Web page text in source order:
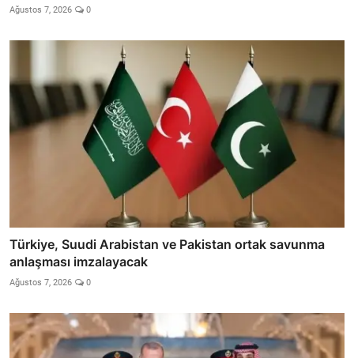
Ağustos 7, 2026 0
Türkiye, Suudi Arabistan ve Pakistan ortak savunma
anlaşması imzalayacak
Ağustos 7, 2026 0